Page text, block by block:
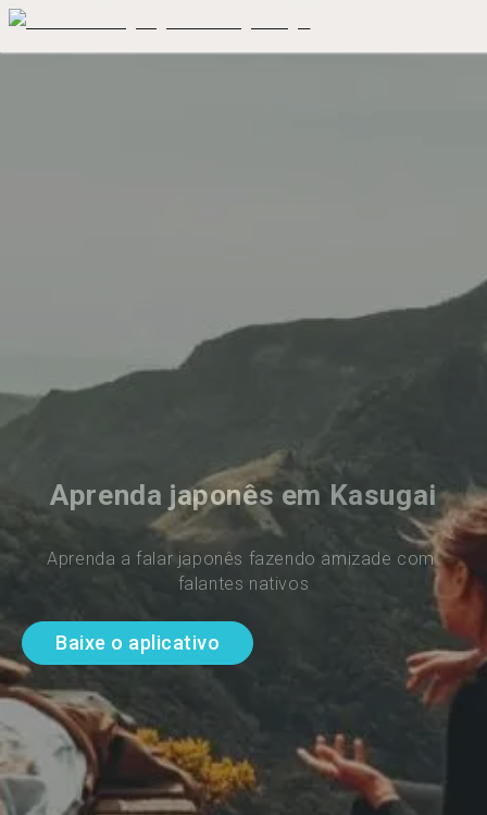
Aprenda japonês em Kasugai
Aprenda a falar japonês fazendo amizade com
falantes nativos
Baixe o aplicativo